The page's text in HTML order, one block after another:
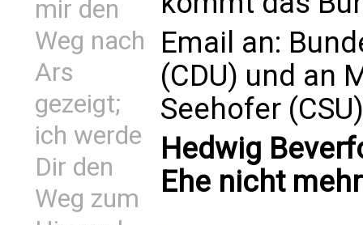
mir den
Weg nach
Ars
gezeigt;
ich werde
Dir den
Weg zum
Email an:
(CDU) und an
Seehofer (CSU)
Hedwig
Ehe nicht